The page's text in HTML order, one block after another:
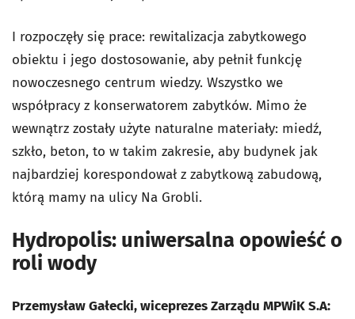
I rozpoczęły się prace: rewitalizacja zabytkowego
obiektu i jego dostosowanie, aby pełnił funkcję
nowoczesnego centrum wiedzy. Wszystko we
współpracy z konserwatorem zabytków. Mimo że
wewnątrz zostały użyte naturalne materiały: miedź,
szkło, beton, to w takim zakresie, aby budynek jak
najbardziej korespondował z zabytkową zabudową,
którą mamy na ulicy Na Grobli.
Hydropolis: uniwersalna opowieść o
roli wody
Przemysław Gałecki, wiceprezes Zarządu MPWiK S.A: